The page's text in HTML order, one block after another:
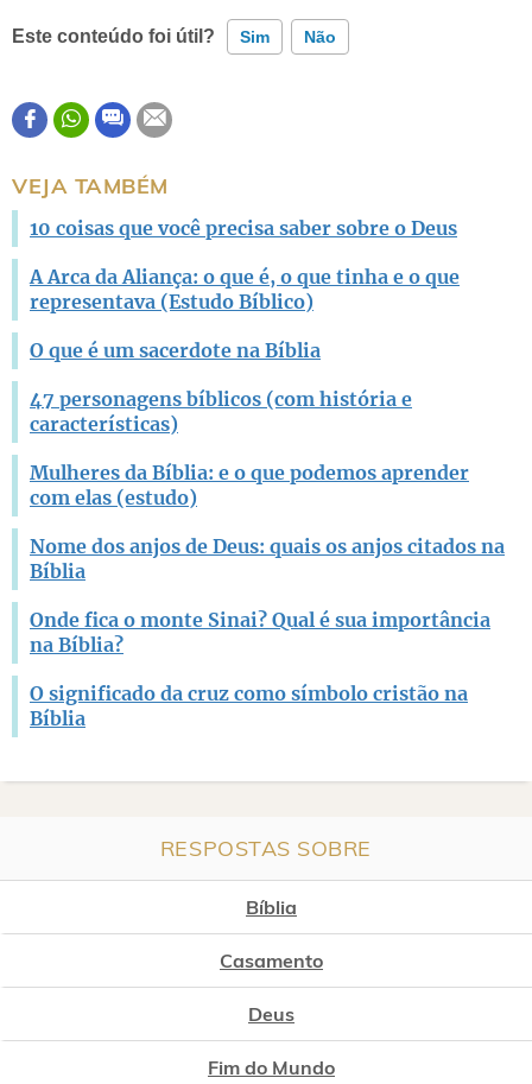
Este conteúdo foi útil? Sim Não
Este conteúdo contém informação incorreta
VEJA TAMBÉM
10 coisas que você precisa saber sobre o Deus
A Arca da Aliança: o que é, o que tinha e o que
representava (Estudo Bíblico)
O que é um sacerdote na Bíblia
47 personagens bíblicos (com história e
características)
Mulheres da Bíblia: e o que podemos aprender
com elas (estudo)
Nome dos anjos de Deus: quais os anjos citados na
Bíblia
Onde fica o monte Sinai? Qual é sua importância
na Bíblia?
O significado da cruz como símbolo cristão na
Bíblia
RESPOSTAS SOBRE
Bíblia
Casamento
Deus
Fim do Mundo